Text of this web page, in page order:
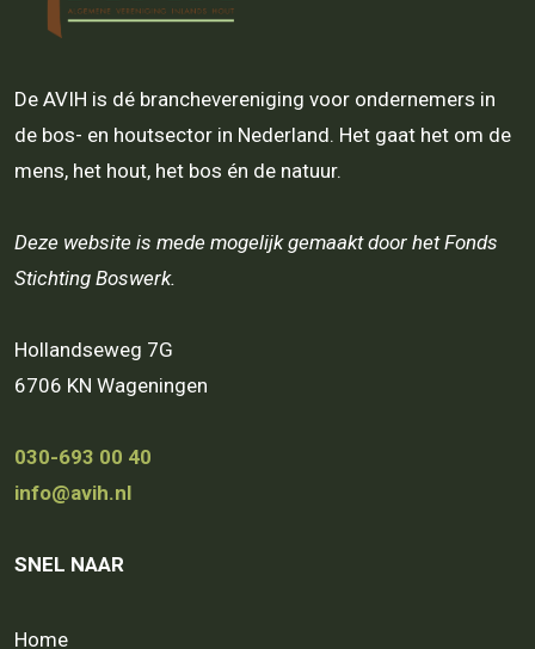
De AVIH is dé branchevereniging voor ondernemers in
de bos- en houtsector in Nederland. Het gaat het om de
mens, het hout, het bos én de natuur.
Deze website is mede mogelijk gemaakt door het Fonds
Stichting Boswerk.
Hollandseweg 7G
6706 KN Wageningen
030-693 00 40
info@avih.nl
SNEL NAAR
Home